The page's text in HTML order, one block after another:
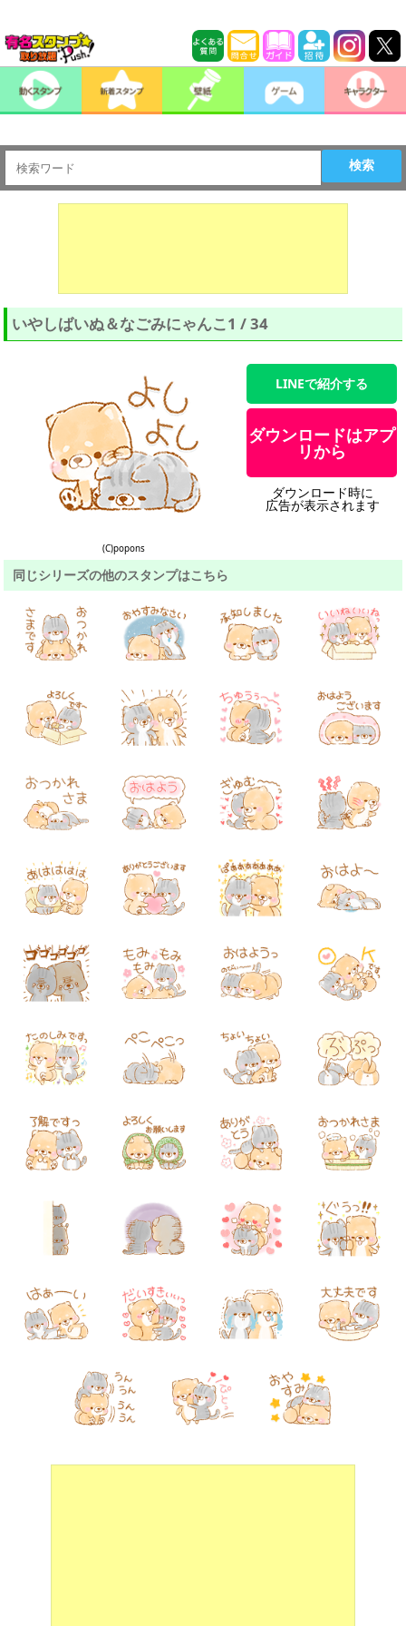
検索
いやしばいぬ＆なごみにゃんこ1 / 34
(C)popons
LINEで紹介する
ダウンロードはアプ
リから
ダウンロード時に
広告が表示されます
同じシリーズの他のスタンプはこちら